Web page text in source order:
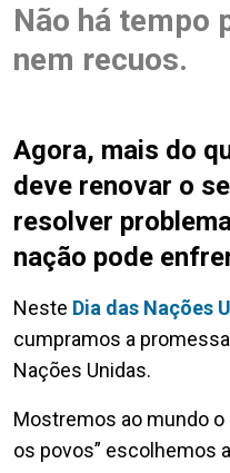
Não há tempo
nem recuos.
Agora, mais do
deve renovar o
resolver
nação pode
Neste Dia das Nações
cumpramos a
Nações Unidas.
Mostremos ao mundo o
os povos” escolhemos